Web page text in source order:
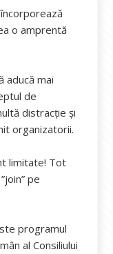
o amprentă
aducă mai
de
distracție și
organizatorii.
limitate! Tot
pe
programul
al Consiliului